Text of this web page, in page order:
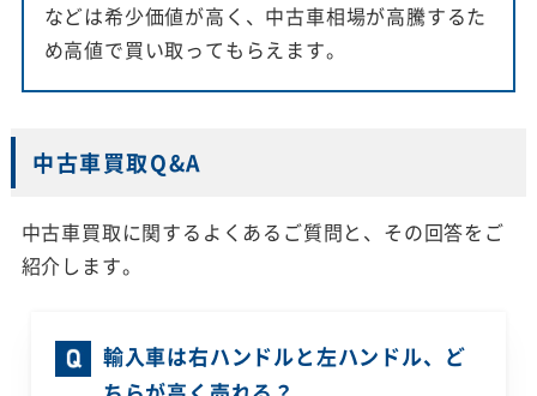
などは希少価値が高く、中古車相場が高騰するた
め高値で買い取ってもらえます。
中古車買取Q&A
中古車買取に関するよくあるご質問と、その回答をご
紹介します。
輸入車は右ハンドルと左ハンドル、ど